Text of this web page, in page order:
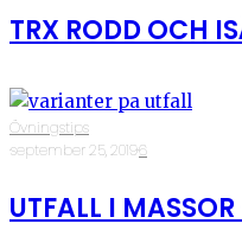
TRX RODD OCH
Övningstips
·september 25, 2019·6
UTFALL I